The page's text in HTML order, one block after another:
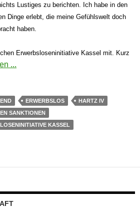
Lustiges zu berichten. Ich habe in den
Dinge erlebt, die meine Gefühlswelt doch
haben.
Erwerbsloseninitiative Kassel mit. Kurz
...
ERWERBSLOS
HARTZ IV
SANKTIONEN
KASSEL